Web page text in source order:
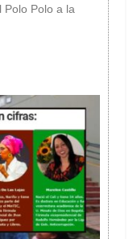
Polo Polo a la